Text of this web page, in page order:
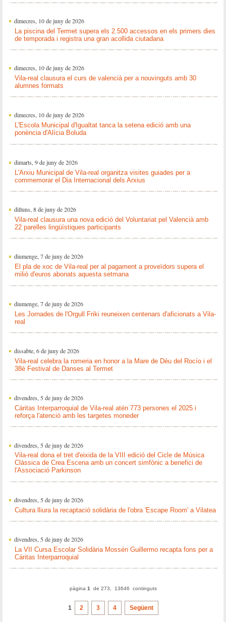
dimecres, 10 de juny de 2026
La piscina del Termet supera els 2.500 accessos en els primers dies
de temporada i registra una gran acollida ciutadana
dimecres, 10 de juny de 2026
Vila-real clausura el curs de valencià per a nouvinguts amb 30
alumnes formats
dimecres, 10 de juny de 2026
L'Escola Municipal d'Igualtat tanca la setena edició amb una
ponència d'Alícia Boluda
dimarts, 9 de juny de 2026
L'Arxiu Municipal de Vila-real organitza visites guiades per a
commemorar el Dia Internacional dels Arxius
dilluns, 8 de juny de 2026
Vila-real clausura una nova edició del Voluntariat pel Valencià amb
22 parelles lingüístiques participants
diumenge, 7 de juny de 2026
El pla de xoc de Vila-real per al pagament a proveïdors supera el
milió d'euros abonats aquesta setmana
diumenge, 7 de juny de 2026
Les Jornades de l'Orgull Friki reuneixen centenars d'aficionats a Vila-
real
dissabte, 6 de juny de 2026
Vila-real celebra la romeria en honor a la Mare de Déu del Rocío i el
38é Festival de Danses al Termet
divendres, 5 de juny de 2026
Cáritas Interparroquial de Vila-real atén 773 persones el 2025 i
reforça l'atenció amb les targetes moneder
divendres, 5 de juny de 2026
Vila-real dona el tret d'eixida de la VIII edició del Cicle de Música
Clàssica de Crea Escena amb un concert simfònic a benefici de
l'Associació Parkinson
divendres, 5 de juny de 2026
Cultura lliura la recaptació solidària de l'obra 'Escape Room' a Vilatea
divendres, 5 de juny de 2026
La VII Cursa Escolar Solidària Mossén Guillermo recapta fons per a
Cáritas Interparroquial
pàgina 1 de 273, 13646 continguts
1 2 3 4 Següent